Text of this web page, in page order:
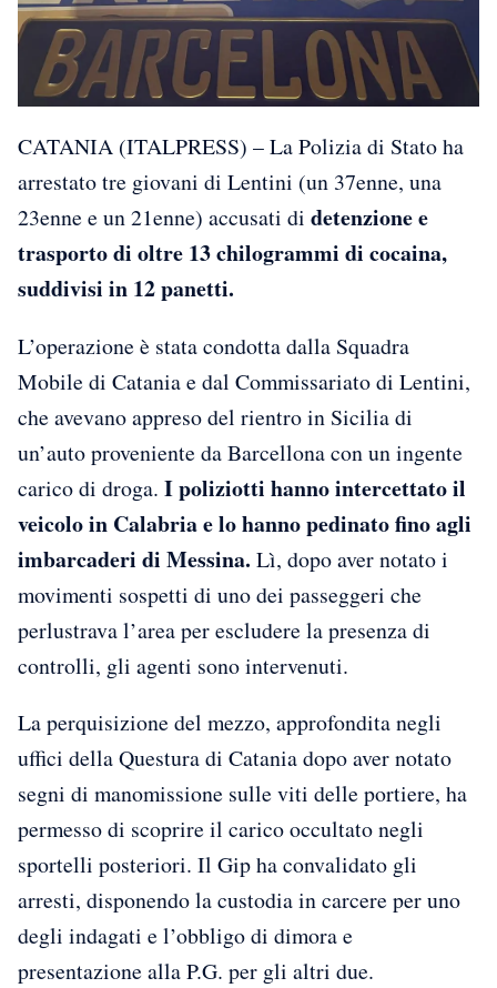
CATANIA (ITALPRESS) – La Polizia di Stato ha
arrestato tre giovani di Lentini (un 37enne, una
23enne e un 21enne) accusati di detenzione e
trasporto di oltre 13 chilogrammi di cocaina,
suddivisi in 12 panetti.
L’operazione è stata condotta dalla Squadra
Mobile di Catania e dal Commissariato di Lentini,
che avevano appreso del rientro in Sicilia di
un’auto proveniente da Barcellona con un ingente
carico di droga. I poliziotti hanno intercettato il
veicolo in Calabria e lo hanno pedinato fino agli
imbarcaderi di Messina. Lì, dopo aver notato i
movimenti sospetti di uno dei passeggeri che
perlustrava l’area per escludere la presenza di
controlli, gli agenti sono intervenuti.
La perquisizione del mezzo, approfondita negli
uffici della Questura di Catania dopo aver notato
segni di manomissione sulle viti delle portiere, ha
permesso di scoprire il carico occultato negli
sportelli posteriori. Il Gip ha convalidato gli
arresti, disponendo la custodia in carcere per uno
degli indagati e l’obbligo di dimora e
presentazione alla P.G. per gli altri due.